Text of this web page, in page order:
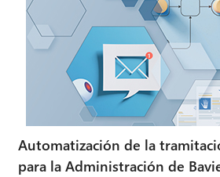
Automatización de la
para la Administración de